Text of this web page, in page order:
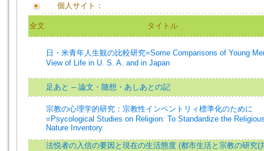
個人サイト：
全文 タイトル
日・米青年人生観の比較研究=Some Comparisons of Young
View of Life in U. S. A. and in Japan
足あと -- 論文・随想・あしあとの記
宗教の心理学的研究：宗教性インベントリィ標準化のために
=Psycological Studies on Religion: To Standardize the
Nature Inventory
法悦者の入信の要因と現在の生活態度 (都市生活と宗教の研究(